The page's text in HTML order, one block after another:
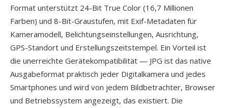
Format unterstützt 24-Bit True Color (16,7 Millionen
Farben) und 8-Bit-Graustufen, mit Exif-Metadaten für
Kameramodell, Belichtungseinstellungen, Ausrichtung,
GPS-Standort und Erstellungszeitstempel. Ein Vorteil ist
die unerreichte Gerätekompatibilität — JPG ist das native
Ausgabeformat praktisch jeder Digitalkamera und jedes
Smartphones und wird von jedem Bildbetrachter, Browser
und Betriebssystem angezeigt, das existiert. Die